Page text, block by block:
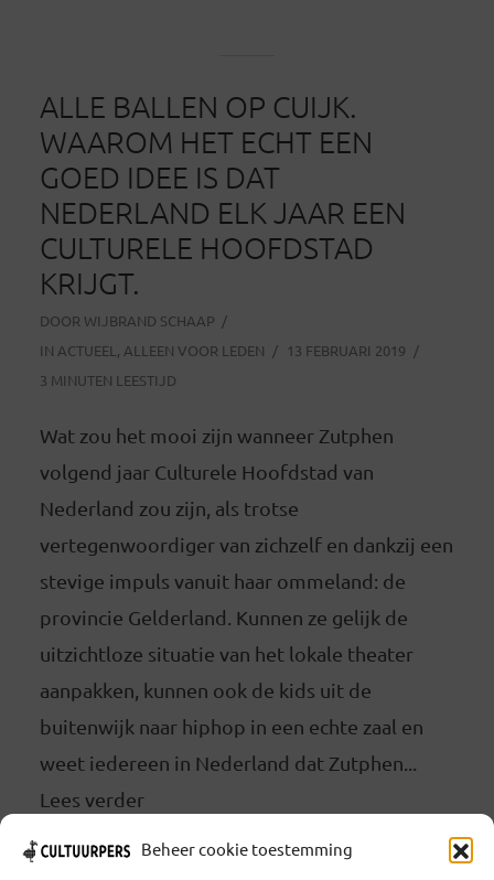
Beheer cookie toestemming
ALLE BALLEN OP CUIJK.
WAAROM HET ECHT EEN
GOED IDEE IS DAT
NEDERLAND ELK JAAR EEN
CULTURELE HOOFDSTAD
KRIJGT.
DOOR WIJBRAND SCHAAP
IN ACTUEEL , ALLEEN VOOR LEDEN
13 FEBRUARI 2019
3 MINUTEN LEESTIJD
Wat zou het mooi zijn wanneer Zutphen
volgend jaar Culturele Hoofdstad van
Nederland zou zijn, als trotse
vertegenwoordiger van zichzelf en dankzij een
stevige impuls vanuit haar ommeland: de
provincie Gelderland. Kunnen ze gelijk de
uitzichtloze situatie van het lokale theater
aanpakken, kunnen ook de kids uit de
buitenwijk naar hiphop in een echte zaal en
weet iedereen in Nederland dat Zutphen...
Lees verder